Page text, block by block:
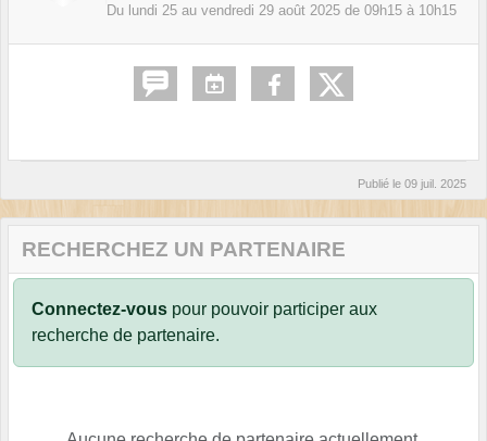
Du lundi 25 au vendredi 29 août 2025 de 09h15 à 10h15
Publié le 09 juil. 2025
RECHERCHEZ UN PARTENAIRE
Connectez-vous pour pouvoir participer aux
recherche de partenaire.